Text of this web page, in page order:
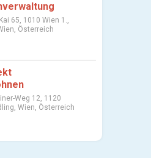
65, 1010 Wien 1.,
Österreich
Weg 12, 1120
Wien, Österreich